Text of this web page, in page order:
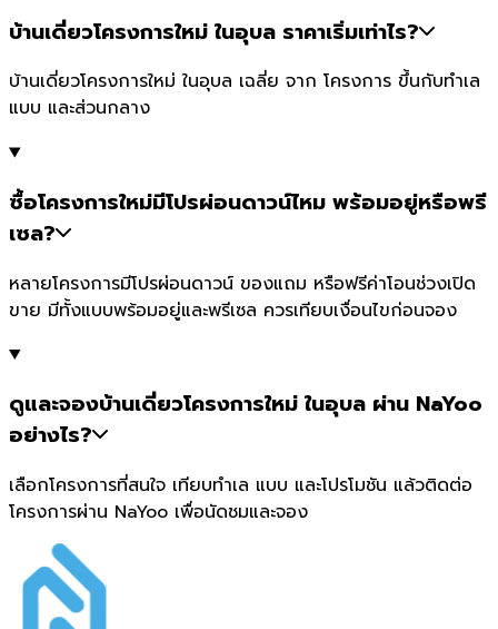
บ้านเดี่ยวโครงการใหม่ ในอุบล ราคาเริ่มเท่าไร?
บ้านเดี่ยวโครงการใหม่ ในอุบล เฉลี่ย จาก โครงการ ขึ้นกับทำเล
แบบ และส่วนกลาง
ซื้อโครงการใหม่มีโปรผ่อนดาวน์ไหม พร้อมอยู่หรือพรี
เซล?
หลายโครงการมีโปรผ่อนดาวน์ ของแถม หรือฟรีค่าโอนช่วงเปิด
ขาย มีทั้งแบบพร้อมอยู่และพรีเซล ควรเทียบเงื่อนไขก่อนจอง
ดูและจองบ้านเดี่ยวโครงการใหม่ ในอุบล ผ่าน NaYoo
อย่างไร?
เลือกโครงการที่สนใจ เทียบทำเล แบบ และโปรโมชัน แล้วติดต่อ
โครงการผ่าน NaYoo เพื่อนัดชมและจอง